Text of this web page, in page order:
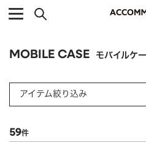
CATEGORY カテゴリー
TOTEトートバッグ
BASKETカゴバッグ
BRAND ブランド
COLLABORATION コラボレーション
MOBILE CASE モバイルケ
アイテム絞り込み
59